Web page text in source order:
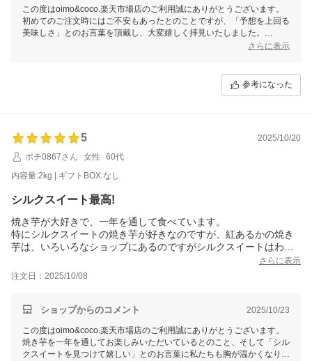
この度はoimo&coco.楽天市場店のご利用誠にありがとうございます。
初めてのご注文時にはご不安もあったとのことですが、「予想を上回る
美味しさ」とのお言葉を頂戴し、大変嬉しく拝見いたしました。
リピートで、しかも倍量をご注文くださったとのこと、心より感謝申し
さらに表示
参考になった
5
2025/10/20
ポチ0867さん
女性
60代
内容量:2kg | ギフトBOX:なし
シルクスイート最高!
焼き芋が大好きで、一年を通して食べています。
特にシルクスイートの焼き芋が好きなのですが、紅あるかの焼き
芋は、いろいろなショップにあるのですがシルクスイートはわず
今回こちらで見つけ嬉しくてたまりません。
食べるのが楽しみです。
最高!
必ず次回も購入させて頂きます。
さらに表示
注文日：2025/10/08
ショップからのコメント 2025/10/23
この度はoimo&coco.楽天市場店のご利用誠にありがとうございます。
焼き芋を一年を通してお楽しみいただいているとのこと、そして「シル
クスイートを見つけて嬉しい」とのお言葉に私たちも胸が温かくなりま